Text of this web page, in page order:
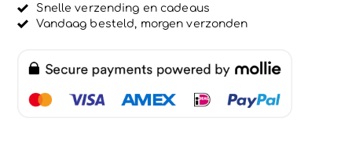
-
polshorloge
Snelle verzending en cadeaus
Vandaag besteld, morgen verzonden